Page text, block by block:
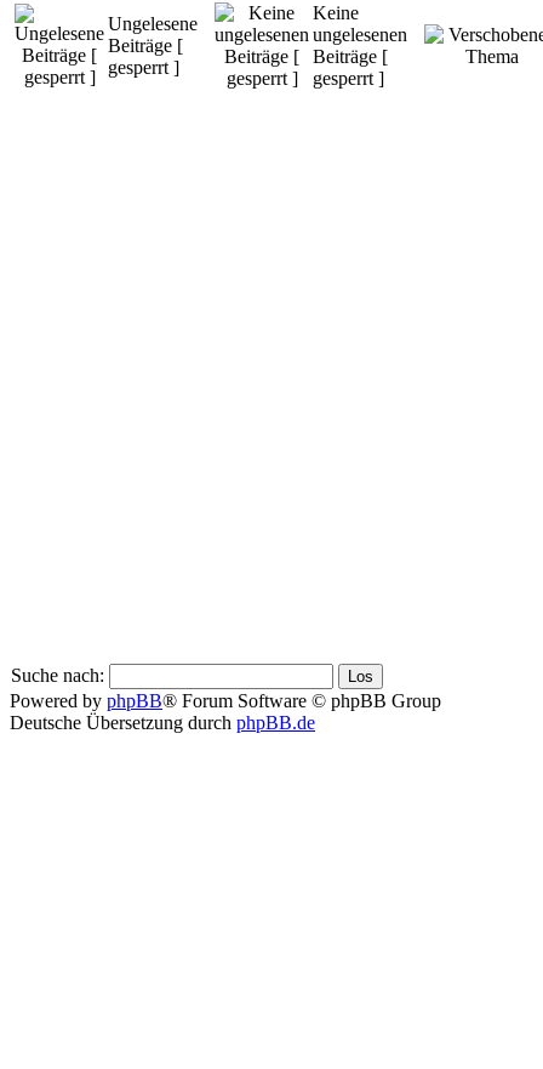
Ungelesene
Beiträge [
gesperrt ]
Keine
ungelesenen
Beiträge [
gesperrt ]
Suche nach:
Powered by phpBB® Forum Software © phpBB Group
Deutsche Übersetzung durch phpBB.de